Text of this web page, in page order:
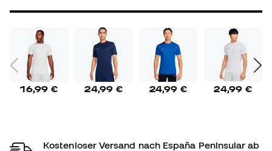
16,99 € 24,99 € 24,99 € 24,99 €
Kostenloser Versand nach España Peninsular ab